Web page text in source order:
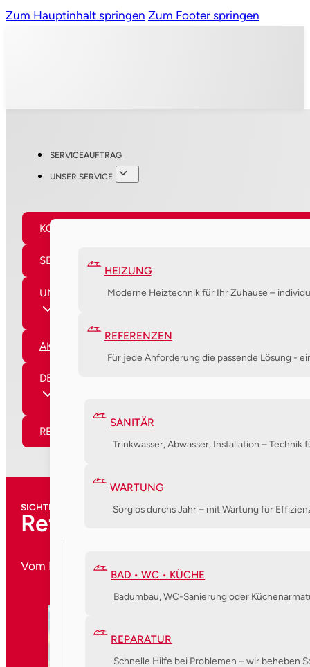
Zum Hauptinhalt springen Zum Footer springen
SERVICEAUFTRAG
UNSER SERVICE
HEIZUNG
Moderne Heiztechnik für Ihr Zuhause –
REFERENZEN
Für jede Anforderung die passende Lösung -
SANITÄR
Trinkwasser, Abwasser, Installation –
WARTUNG
Sorglos durchs Jahr – mit Wartung für
BAD • WC • KÜCHE
Badumbau, WC-Sanierung oder
REPARATUR
Schnelle Hilfe bei Problemen – wir beheben
KONTAKT
SERVICEAUFTRAG
UNSER SERVICE
AKTUELLES
DER SCHAIRER
REFERENZEN
SICHTBARE QUALITÄT
Referenzen
Vom Heizungsumbau bis zur kompletten